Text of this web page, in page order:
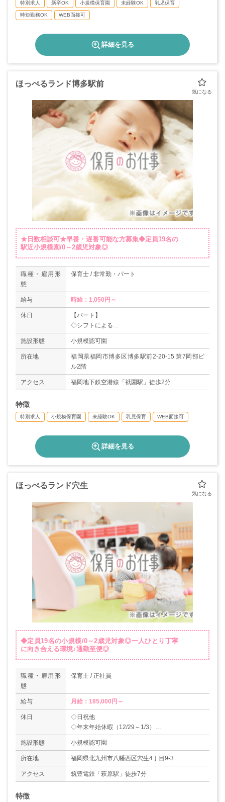
特別求人 新卒OK 小規模保育園 未経験OK 乳児保育
時短勤務OK WEB面接可
詳細を見る
ほっぺるランド博多駅前
★日数相談可★早番・遅番可能な方募集◆定員19名の
駅近小規模園/0～2歳児対象◎
職種・雇用形
態
保育士 / 非常勤・パート
給与 時給：1,050円～
休日
【パート】
◇シフトによる
【正社員】
◇日祝他
◇年末年始休暇（12/29～1/3）
◇有給休暇
＊年間休日117日
施設形態 小規模認可園
所在地
福岡県福岡市博多区博多駅前2-20-15 第7岡部ビ
ル2階
アクセス 福岡地下鉄空港線「祇園駅」徒歩2分
特徴
特別求人 小規模保育園 未経験OK 乳児保育 WEB面接可
詳細を見る
ほっぺるランド穴生
◆定員19名の小規模/0～2歳児対象◎一人ひとり丁寧
に向き合える環境♪通勤至便◎
職種・雇用形
態
保育士 / 正社員
給与 月給：185,000円～
休日
◇日祝他
◇年末年始休暇（12/29～1/3）
◇有給休暇
＊年間休日117日
施設形態 小規模認可園
所在地 福岡県北九州市八幡西区穴生4丁目9-3
アクセス 筑豊電鉄「萩原駅」徒歩7分
特徴